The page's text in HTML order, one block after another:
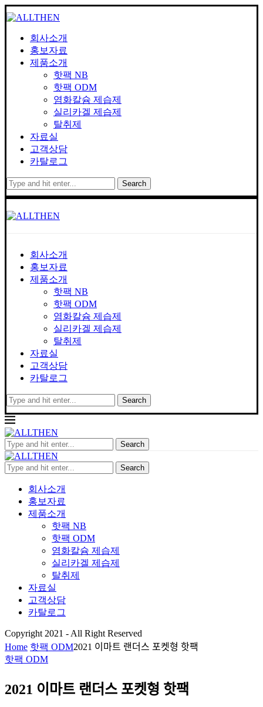
회사소개
홍보자료
제품소개
핫팩 NB
핫팩 ODM
염화칼슘 제습제
실리카겔 제습제
탈취제
자료실
고객상담
카탈로그
Search
회사소개
홍보자료
제품소개
핫팩 NB
핫팩 ODM
염화칼슘 제습제
실리카겔 제습제
탈취제
자료실
고객상담
카탈로그
Search
Search
Search
회사소개
홍보자료
제품소개
핫팩 NB
핫팩 ODM
염화칼슘 제습제
실리카겔 제습제
탈취제
자료실
고객상담
카탈로그
Copyright 2021 - All Right Reserved
Home 핫팩 ODM2021 이마트 랜더스 포켓형 핫팩
핫팩 ODM
2021 이마트 랜더스 포켓형 핫팩